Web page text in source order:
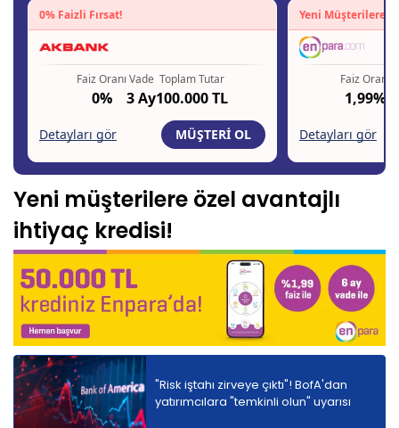
Yeni müşterilere özel avantajlı
ihtiyaç kredisi!
"Risk iştahı zirveye çıktı"! BofA'dan
yatırımcılara "temkinli olun" uyarısı